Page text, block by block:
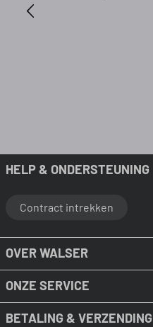
HELP & ONDERSTEUNING
Contract intrekken
OVER WALSER
ONZE SERVICE
BETALING & VERZENDING